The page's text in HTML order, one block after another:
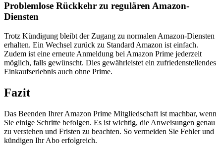
Problemlose Rückkehr zu regulären Amazon-
Diensten
Trotz Kündigung bleibt der Zugang zu normalen Amazon-Diensten
erhalten. Ein Wechsel zurück zu Standard Amazon ist einfach.
Zudem ist eine erneute Anmeldung bei Amazon Prime jederzeit
möglich, falls gewünscht. Dies gewährleistet ein zufriedenstellendes
Einkaufserlebnis auch ohne Prime.
Fazit
Das Beenden Ihrer Amazon Prime Mitgliedschaft ist machbar, wenn
Sie einige Schritte befolgen. Es ist wichtig, die Anweisungen genau
zu verstehen und Fristen zu beachten. So vermeiden Sie Fehler und
kündigen Ihr Abo erfolgreich.